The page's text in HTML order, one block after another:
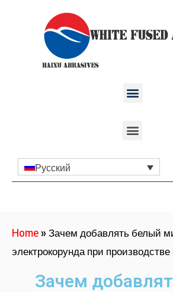
Русский
Home» Зачем добавлять белый
электрокорунда при
Зачем